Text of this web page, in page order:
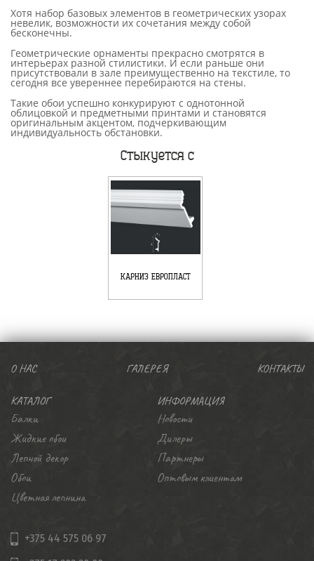
Хотя набор базовых элементов в геометрических узорах
невелик, возможности их сочетания между собой
бесконечны.
Геометрические орнаменты прекрасно смотрятся в
интерьерах разной стилистики. И если раньше они
присутствовали в зале преимущественно на текстиле, то
сегодня все увереннее перебираются на стены.
Такие обои успешно конкурируют с однотонной
облицовкой и предметными принтами и становятся
оригинальным акцентом, подчеркивающим
индивидуальность обстановки.
Стыкуется с
КАРНИЗ ЕВРОПЛАСТ
О НАС ГАЛЕРЕЯ КОНТАКТЫ
КАТАЛОГ
Балки
Жидкие обои
Лепной декор
Обои
Цветная лепнина
ИНФОРМАЦИЯ
Новости
Дилеры
Партнеры
Оптовым клиентам
+375 44 575 06 97